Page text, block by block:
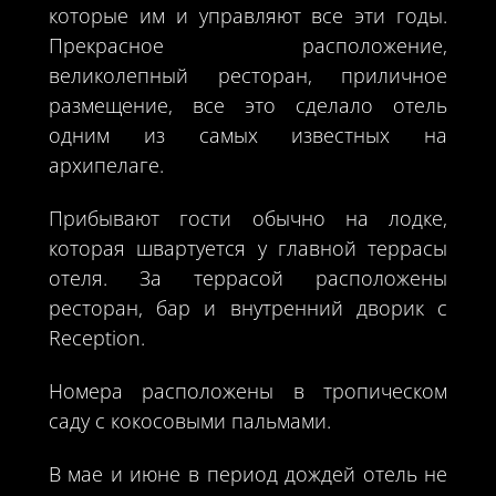
которые им и управляют все эти годы.
Прекрасное расположение,
великолепный ресторан, приличное
размещение, все это сделало отель
одним из самых известных на
архипелаге.
Прибывают гости обычно на лодке,
которая швартуется у главной террасы
отеля. За террасой расположены
ресторан, бар и внутренний дворик с
Reception.
Номера расположены в тропическом
саду с кокосовыми пальмами.
В мае и июне в период дождей отель не